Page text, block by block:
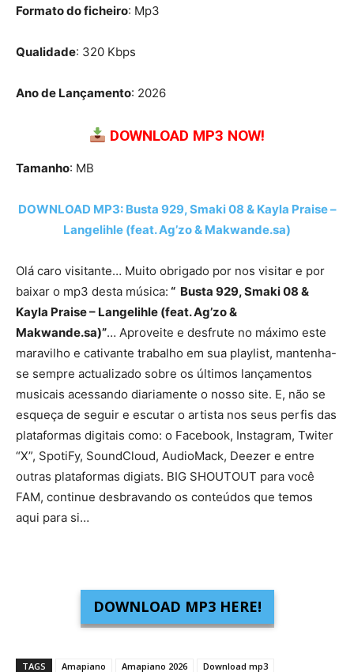
Formato do ficheiro: Mp3
Qualidade: 320 Kbps
Ano de Lançamento: 2026
DOWNLOAD MP3 NOW!
Tamanho: MB
DOWNLOAD MP3: Busta 929, Smaki 08 & Kayla Praise –
Langelihle (feat. Ag’zo & Makwande.sa)
Olá caro visitante… Muito obrigado por nos visitar e por
baixar o mp3 desta música: “ Busta 929, Smaki 08 &
Kayla Praise – Langelihle (feat. Ag’zo &
Makwande.sa)”… Aproveite e desfrute no máximo este
maravilho e cativante trabalho em sua playlist, mantenha-
se sempre actualizado sobre os últimos lançamentos
musicais acessando diariamente o nosso site. E, não se
esqueça de seguir e escutar o artista nos seus perfis das
plataformas digitais como: o Facebook, Instagram, Twiter
“X”, SpotiFy, SoundCloud, AudioMack, Deezer e entre
outras plataformas digiats. BIG SHOUTOUT para você
FAM, continue desbravando os conteúdos que temos
aqui para si…
DOWNLOAD MP3 HERE!
TAGS Amapiano Amapiano 2026 Download mp3